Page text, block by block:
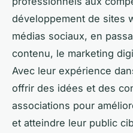
développement de sites
médias sociaux, en
contenu, le marketing
Avec leur expérience
offrir des idées et des
associations pour
et atteindre leur public